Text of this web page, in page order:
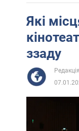
США
Африка
Які
ззаду